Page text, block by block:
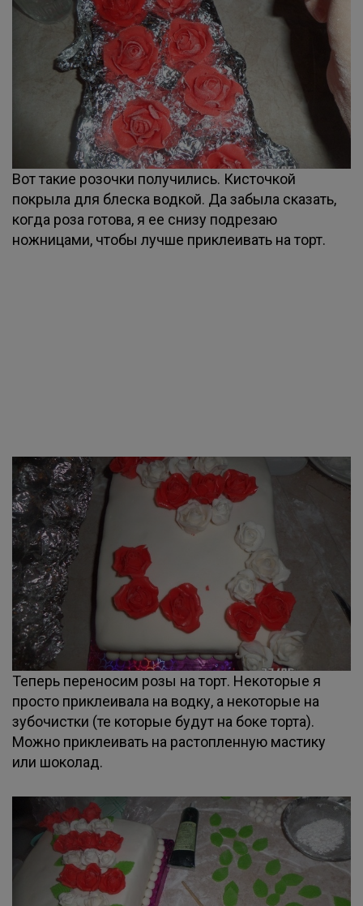
Вот такие розочки получились. Кисточкой
покрыла для блеска водкой. Да забыла сказать,
когда роза готова, я ее снизу подрезаю
ножницами, чтобы лучше приклеивать на торт.
Теперь переносим розы на торт. Некоторые я
просто приклеивала на водку, а некоторые на
зубочистки (те которые будут на боке торта).
Можно приклеивать на растопленную мастику
или шоколад.